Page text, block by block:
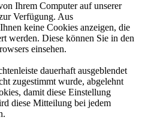
Ihrem Computer auf unserer
Verfügung. Aus
keine Cookies anzeigen, die
werden. Diese können Sie in den
einsehen.
dauerhaft ausgeblendet
zugestimmt wurde, abgelehnt
damit diese Einstellung
diese Mitteilung bei jedem